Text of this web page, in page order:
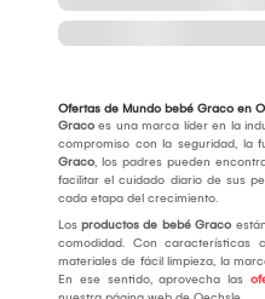
Ofertas de Mundo bebé Graco en
Graco es una marca líder en la
compromiso con la seguridad, la
Graco, los padres pueden
facilitar el cuidado diario de sus
cada etapa del crecimiento.
Los productos de bebé Graco
comodidad. Con características
materiales de fácil limpieza, la
En ese sentido, aprovecha las